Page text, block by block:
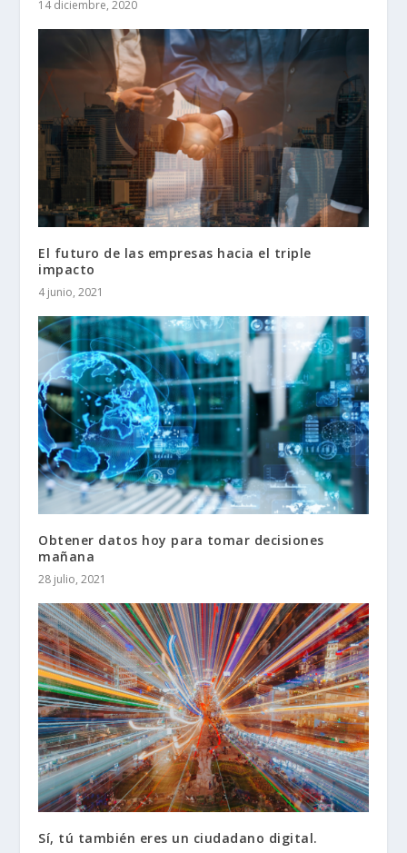
14 diciembre, 2020
El futuro de las empresas hacia el triple
impacto
4 junio, 2021
Obtener datos hoy para tomar decisiones
mañana
28 julio, 2021
Sí, tú también eres un ciudadano digital.